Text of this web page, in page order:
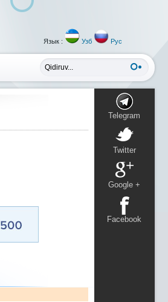
Язык : Узб Рус
Telegram
Twitter
Google +
Facebook